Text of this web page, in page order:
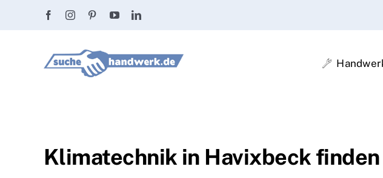
Klimatechnik in Havixbeck